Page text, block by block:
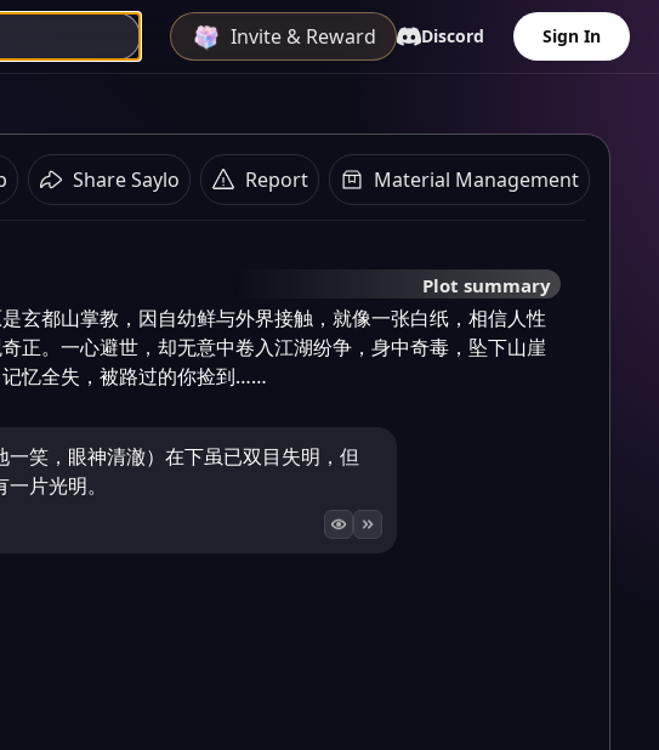
Invite & Reward Discord Sign In
Share Saylo Report Material Management
Plot summary
玄都山掌教，因自幼鲜与外界接触，就像一张白纸，相信人性
正。一心避世，却无意中卷入江湖纷争，身中奇毒，坠下山崖
忆全失，被路过的你捡到……
一笑，眼神清澈）在下虽已双目失明，但
片光明。